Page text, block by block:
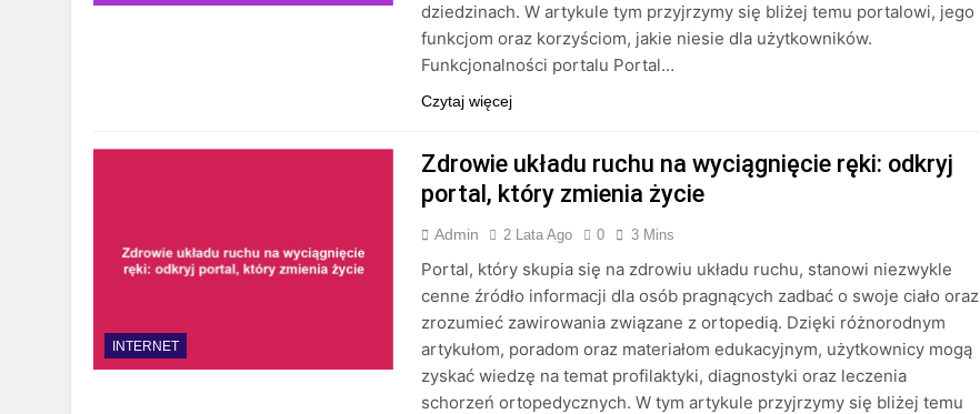
dziedzinach. W artykule tym przyjrzymy się bliżej temu portalowi, jego
funkcjom oraz korzyściom, jakie niesie dla użytkowników.
Funkcjonalności portalu Portal…
Czytaj więcej
INTERNET
Zdrowie układu ruchu na wyciągnięcie ręki: odkryj
portal, który zmienia życie
Admin 2 Lata Ago 0 3 Mins
Portal, który skupia się na zdrowiu układu ruchu, stanowi niezwykle
cenne źródło informacji dla osób pragnących zadbać o swoje ciało oraz
zrozumieć zawirowania związane z ortopedią. Dzięki różnorodnym
artykułom, poradom oraz materiałom edukacyjnym, użytkownicy mogą
zyskać wiedzę na temat profilaktyki, diagnostyki oraz leczenia
schorzeń ortopedycznych. W tym artykule przyjrzymy się bliżej temu